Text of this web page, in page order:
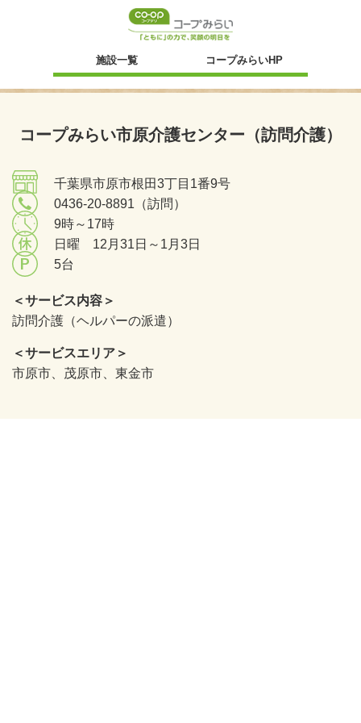
施設一覧 コープみらいHP新規ウィンドウ
コープみらい市原介護センター（訪問介護）
千葉県市原市根田3丁目1番9号
0436-20-8891（訪問）
9時～17時
日曜 12月31日～1月3日
5台
＜サービス内容＞
訪問介護（ヘルパーの派遣）
＜サービスエリア＞
市原市、茂原市、東金市